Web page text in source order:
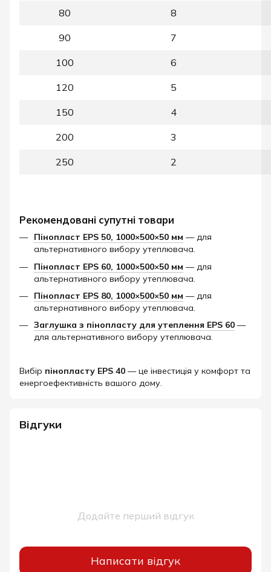
80 8
90 7
100 6
120 5
150 4
200 3
250 2
Рекомендовані супутні товари
Пінопласт EPS 50, 1000×500×50 мм — для
альтернативного вибору утеплювача.
Пінопласт EPS 60, 1000×500×50 мм — для
альтернативного вибору утеплювача.
Пінопласт EPS 80, 1000×500×50 мм — для
альтернативного вибору утеплювача.
Заглушка з пінопласту для утеплення EPS 60 —
для альтернативного вибору утеплювача.
Вибір пінопласту EPS 40 — це інвестиція у комфорт та
енергоефективність вашого дому.​
Відгуки
Додайте перший відгук
Написати відгук